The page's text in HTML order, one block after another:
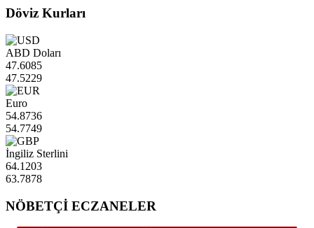
Döviz Kurları
ABD Doları
47.6085
47.5229
Euro
54.8736
54.7749
İngiliz Sterlini
64.1203
63.7878
NÖBETÇİ ECZANELER